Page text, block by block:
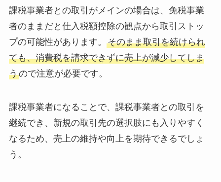
課税事業者との取引がメインの場合は、免税事業
者のままだと仕入税額控除の観点から取引ストッ
プの可能性があります。 そのまま取引を続けられ
ても、消費税を請求できずに売上が減少してしま
うので注意が必要です。
課税事業者になることで、課税事業者との取引を
継続でき、新規の取引先の選択肢にも入りやすく
なるため、売上の維持や向上を期待できるでしょ
う。